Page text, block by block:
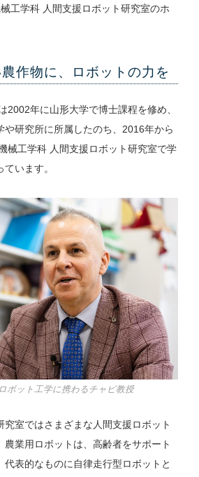
工学科 人間支援ロボット研究室のホ
作物に、ロボットの力を
2002年に山形大学で博士課程を修め、
や研究所に所属したのち、2016年から
械工学科 人間支援ロボット研究室で学
います。
ボット工学に携わるチャピ教授
究室ではさまざまな人間支援ロボット
農業用ロボットは、高齢者をサポート
代表的なものに自律走行型ロボットと